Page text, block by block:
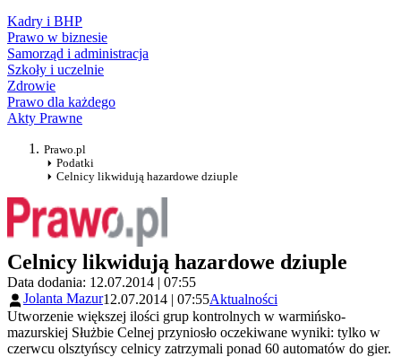
Kadry i BHP
Prawo w biznesie
Samorząd i administracja
Szkoły i uczelnie
Zdrowie
Prawo dla każdego
Akty Prawne
Prawo.pl
Podatki
Celnicy likwidują hazardowe dziuple
Celnicy likwidują hazardowe dziuple
Data dodania: 12.07.2014 | 07:55
Jolanta Mazur12.07.2014 | 07:55Aktualności
Utworzenie większej ilości grup kontrolnych w warmińsko-
mazurskiej Służbie Celnej przyniosło oczekiwane wyniki: tylko w
czerwcu olsztyńscy celnicy zatrzymali ponad 60 automatów do gier.